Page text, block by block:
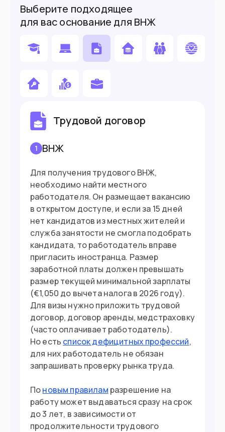
При въезде в страны ЕС желательно иметь
биометрический (10-летний) паспорт.
Граждане РФ могут въехать по 5-летнему, но
каждая ситуация будет оцениваться
индивидуально представителем
Население 3.8 млн
Подойдет вам если
Готовы вложить в бизнес €26,545
Въезд в страну
Документ Загранпаспорт
Виза Нужна виза
Выберите подходящее
для вас основание для ВНЖ
Трудовой договор
1 ВНЖ
Для получения трудового ВНЖ,
необходимо найти местного
работодателя. Он размещает вакансию
в открытом доступе, и если за 15 дней
нет кандидатов из местных жителей и
служба занятости не смогла подобрать
кандидата, то работодатель вправе
пригласить иностранца. Размер
заработной платы должен превышать
размер текущей минимальной зарплаты
(€1,050 до вычета налога в 2026 году).
Для визы нужно приложить трудовой
договор, договор аренды, медстраховку
(часто оплачивает работодатель).
Но есть список дефицитных профессий,
для них работодатель не обязан
запрашивать проверку рынка труда.
Поновым правилам разрешение на
работу может выдаваться сразу на срок
до 3 лет, в зависимости от
продолжительности трудового